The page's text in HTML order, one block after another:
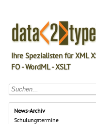
Ihre Spezialisten für XML
FO - WordML - XSLT
News-Archiv
Schulungstermine